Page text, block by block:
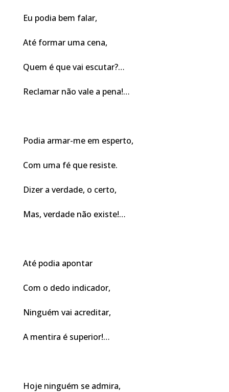
Eu podia bem falar,
Até formar uma cena,
Quem é que vai escutar?…
Reclamar não vale a pena!…
Podia armar-me em esperto,
Com uma fé que resiste.
Dizer a verdade, o certo,
Mas, verdade não existe!…
Até podia apontar
Com o dedo indicador,
Ninguém vai acreditar,
A mentira é superior!…
Hoje ninguém se admira,